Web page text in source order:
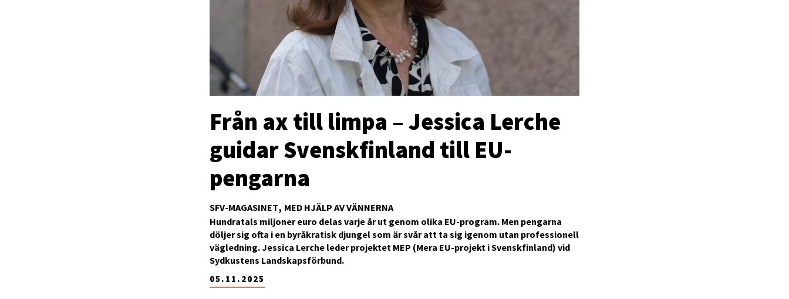
SFV-MAGASINET MED HJÄLP AV VÄNNERNA
Från ax till limpa – Jessica Lerche
guidar Svenskfinland till EU-
pengarna
05.11.2025
Hundratals miljoner euro delas varje år ut genom olika EU-program. Men pengarna
döljer sig ofta i en byråkratisk djungel som är svår att ta sig igenom utan professionell
vägledning. Jessica Lerche leder projektet MEP (Mera EU-projekt i Svenskfinland) vid
Sydkustens Landskapsförbund.